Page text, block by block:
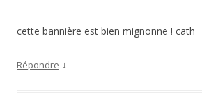
cette bannière est bien mignonne ! cath
Répondre ↓